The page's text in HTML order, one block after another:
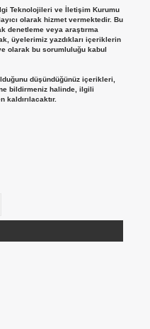
Teknolojileri ve İletişim Kurumu
olarak hizmet vermektedir. Bu
denetleme veya araştırma
üyelerimiz yazdıkları içeriklerin
olarak bu sorumluluğu kabul
düşündüğünüz içerikleri,
bildirmeniz halinde, ilgili